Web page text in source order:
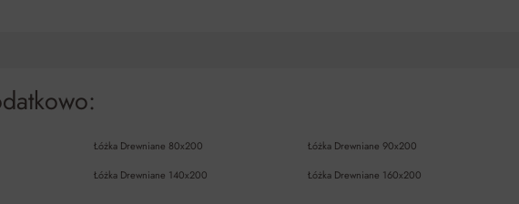
Łóżka Drewniane 80x200 Łóżka Drewniane 90x200
Łóżka Drewniane 140x200 Łóżka Drewniane 160x200